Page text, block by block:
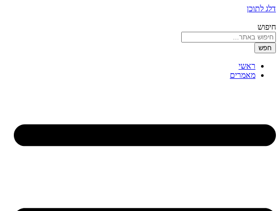
דלג לתוכן
חיפוש
חפש
ראשי
מאמרים